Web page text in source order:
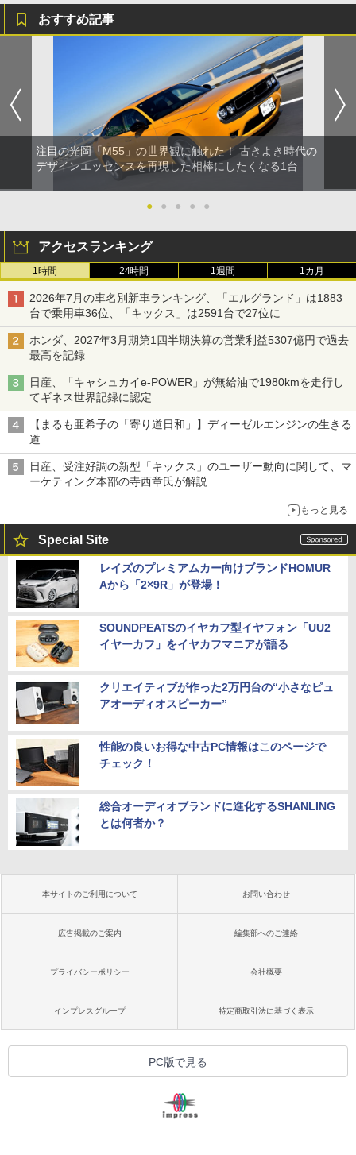
おすすめ記事
注目の光岡「M55」の世界観に触れた！ 古きよき時代の
デザインエッセンスを再現した相棒にしたくなる1台
● ● ● ● ●
アクセスランキング
1時間 24時間 1週間 1カ月
2026年7月の車名別新車ランキング、「エルグランド」は1883
台で乗用車36位、「キックス」は2591台で27位に
ホンダ、2027年3月期第1四半期決算の営業利益5307億円で過去
最高を記録
日産、「キャシュカイe-POWER」が無給油で1980kmを走行し
てギネス世界記録に認定
【まるも亜希子の「寄り道日和」】ディーゼルエンジンの生きる
道
日産、受注好調の新型「キックス」のユーザー動向に関して、マ
ーケティング本部の寺西章氏が解説
もっと見る
Special Site
レイズのプレミアムカー向けブランドHOMUR
Aから「2×9R」が登場！
SOUNDPEATSのイヤカフ型イヤフォン「UU2
イヤーカフ」をイヤカフマニアが語る
クリエイティブが作った2万円台の“小さなピュ
アオーディオスピーカー”
性能の良いお得な中古PC情報はこのページで
チェック！
総合オーディオブランドに進化するSHANLING
とは何者か？
本サイトのご利用について お問い合わせ
広告掲載のご案内 編集部へのご連絡
プライバシーポリシー 会社概要
インプレスグループ 特定商取引法に基づく表示
PC版で見る